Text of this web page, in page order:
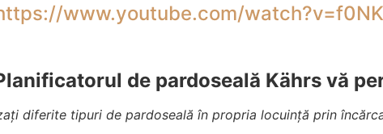
www.youtube.com/
de pardoseală Kährs vă
diferite tipuri de pardoseală în propria locuință prin